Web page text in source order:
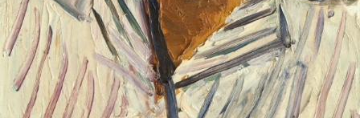
info@valentinarusuciobanu.com